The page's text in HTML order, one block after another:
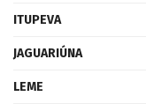
ITUPEVA
JAGUARIÚNA
LEME